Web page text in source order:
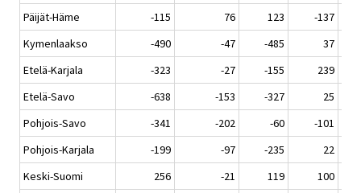
Päijät-Häme
-115 76 123
-137
Kymenlaakso
-490 -47 -485
37
Etelä-Karjala
-323 -27 -155
239
Etelä-Savo
-638 -153 -327
25
Pohjois-Savo
-341 -202 -60
-101
Pohjois-Karjala
-199 -97 -235
22
Keski-Suomi
256 -21 119
100